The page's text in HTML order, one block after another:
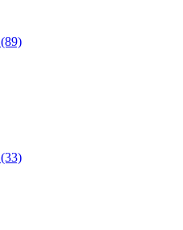
(89)
(33)